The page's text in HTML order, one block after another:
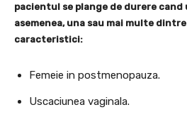
pacientul se plange de durere cand
asemenea, una sau mai multe
caracteristici:
Femeie in postmenopauza.
Uscaciunea vaginala.